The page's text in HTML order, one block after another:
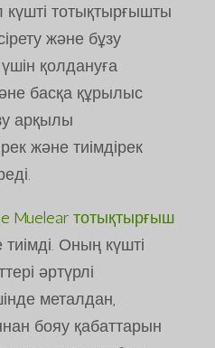
күшті тотықтырғышты
және бұзу
қолдануға
басқа құрылыс
арқылы
және тиімдірек
Muelear тотықтырғыш
Оның күшті
әртүрлі
металдан,
бояу қабаттарын